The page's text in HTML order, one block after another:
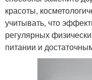
красоты,
учитывать, что
регулярных
питании и